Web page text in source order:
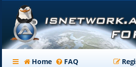
Home FAQ